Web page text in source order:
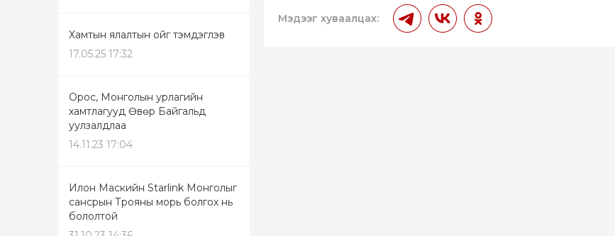
Хамтын ялалтын ойг тэмдэглэв
17.05.25 17:32
Орос, Монголын урлагийн
хамтлагууд Өвөр Байгальд
уулзалдлаа
14.11.23 17:04
Илон Маскийн Starlink Монголыг
сансрын Трояны морь болгох нь
бололтой
Мэдээг хуваалцах: